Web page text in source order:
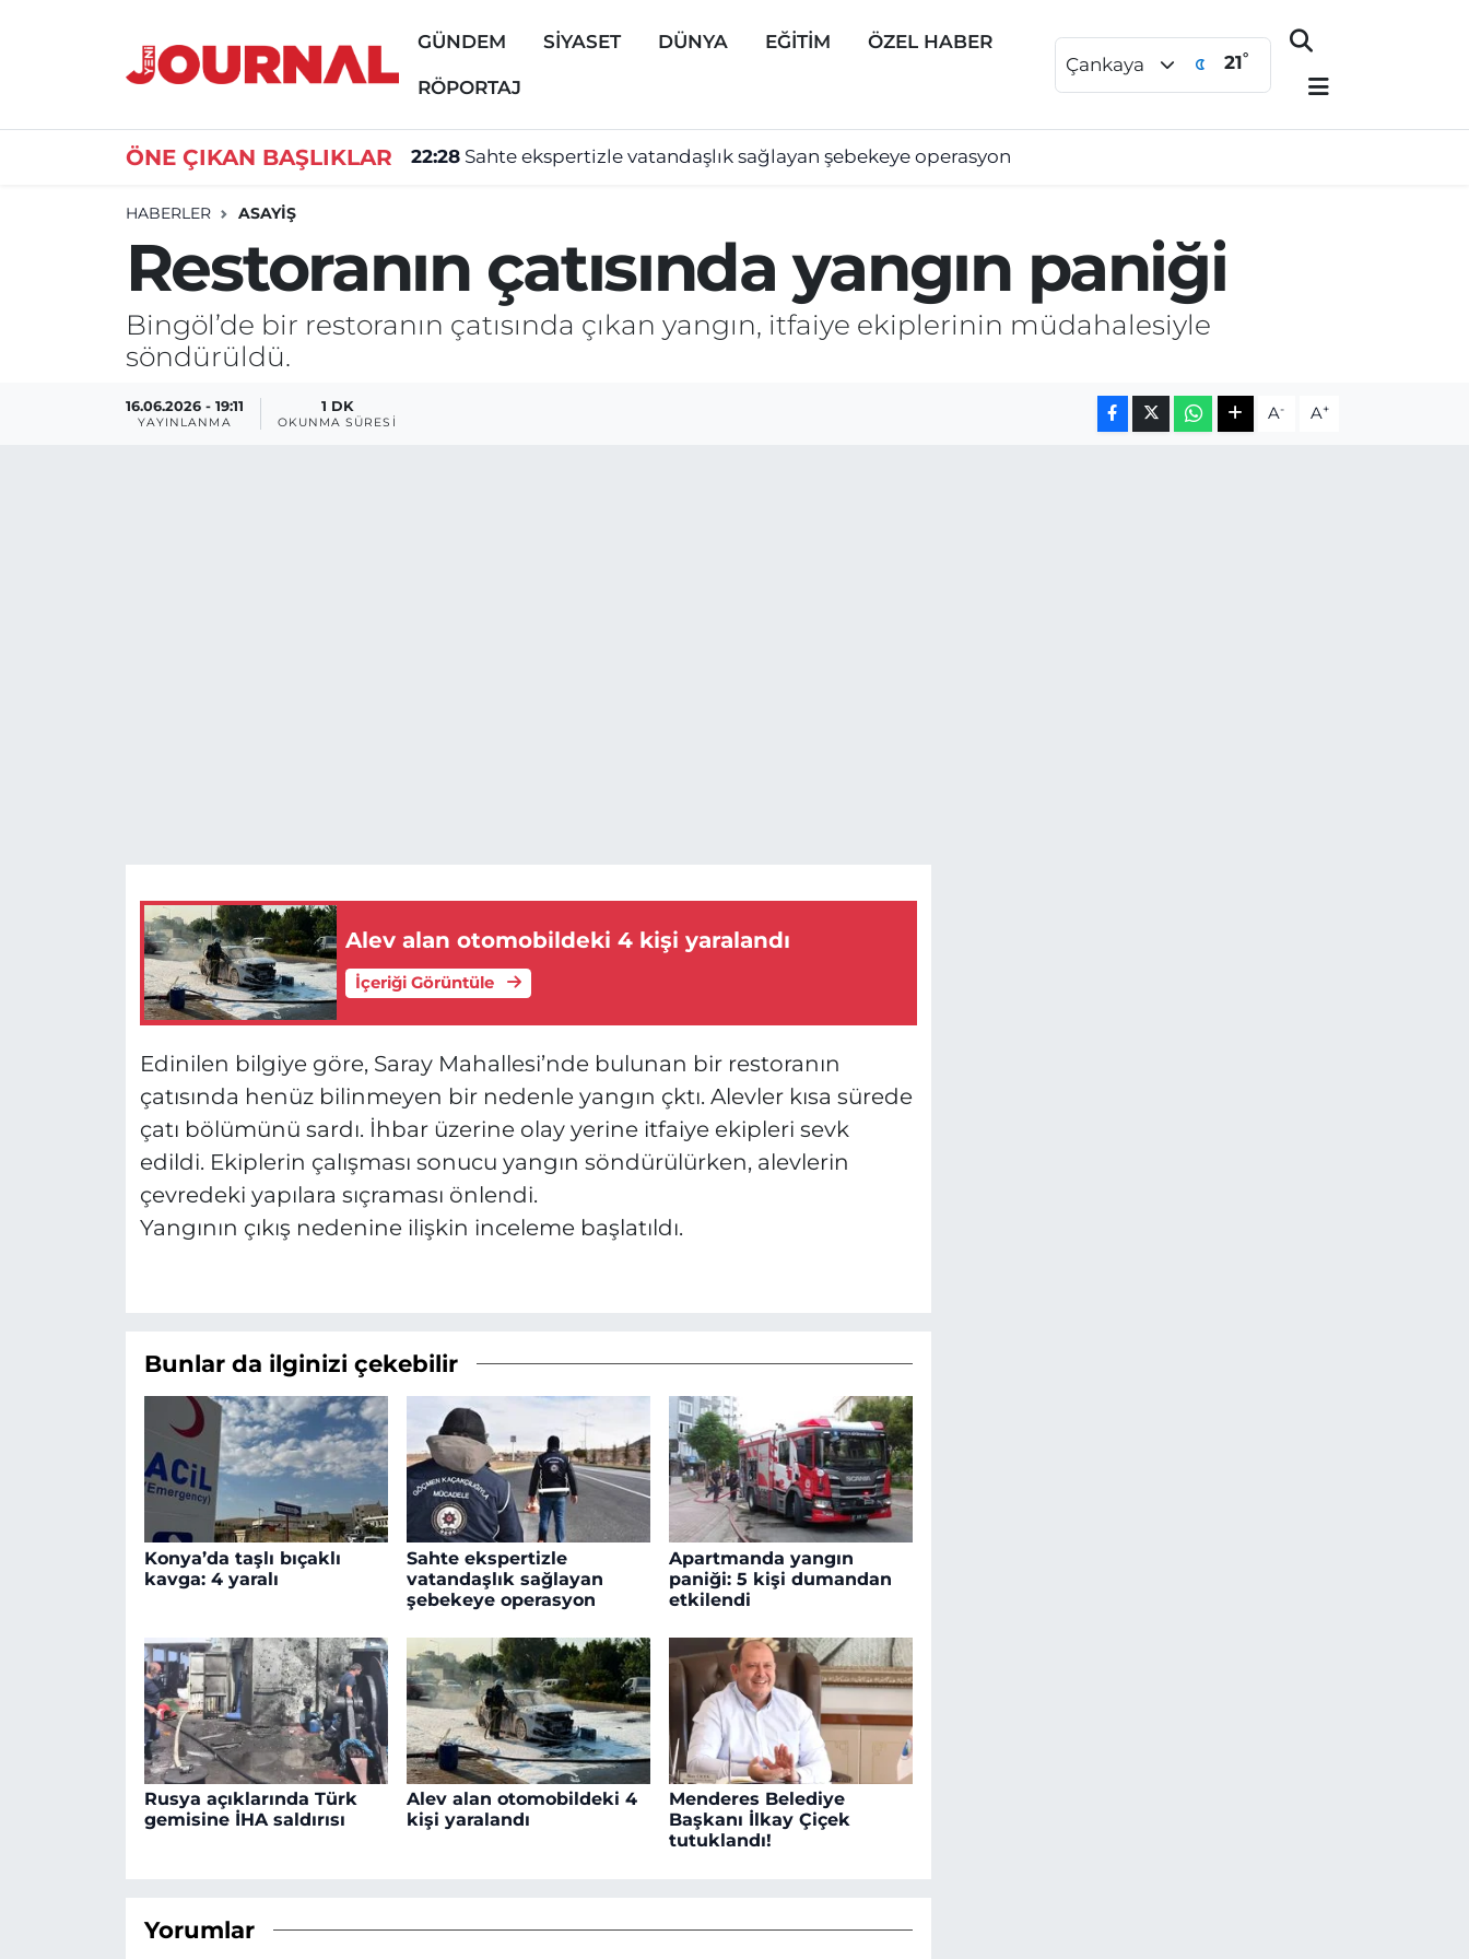
GÜNDEM SİYASET DÜNYA EĞİTİM ÖZEL HABER
RÖPORTAJ
Çankaya 21°
ÖNE ÇIKAN BAŞLIKLAR 22:28 Sahte ekspertizle vatandaşlık sağlayan şebekeye operasyon
HABERLER ASAYİŞ
Restoranın çatısında yangın paniği
Bingöl’de bir restoranın çatısında çıkan yangın, itfaiye ekiplerinin müdahalesiyle
söndürüldü.
16.06.2026 - 19:11
YAYINLANMA
1 DK
OKUNMA SÜRESI A- A+
Alev alan otomobildeki 4 kişi yaralandı
İçeriği Görüntüle
Edinilen bilgiye göre, Saray Mahallesi’nde bulunan bir restoranın
çatısında henüz bilinmeyen bir nedenle yangın çktı. Alevler kısa sürede
çatı bölümünü sardı. İhbar üzerine olay yerine itfaiye ekipleri sevk
edildi. Ekiplerin çalışması sonucu yangın söndürülürken, alevlerin
çevredeki yapılara sıçraması önlendi.
Yangının çıkış nedenine ilişkin inceleme başlatıldı.
Bunlar da ilginizi çekebilir
Konya’da taşlı bıçaklı
kavga: 4 yaralı
Sahte ekspertizle
vatandaşlık sağlayan
şebekeye operasyon
Apartmanda yangın
paniği: 5 kişi dumandan
etkilendi
Rusya açıklarında Türk
gemisine İHA saldırısı
Alev alan otomobildeki 4
kişi yaralandı
Menderes Belediye
Başkanı İlkay Çiçek
tutuklandı!
Yorumlar
GÜNDEM
DÜNYA
ÖZEL HABER
Nöbetçi Eczaneler
Süper Lig Puan Durumu ve Fikstür
Son Dakika Haberleri
Haber Arşivi